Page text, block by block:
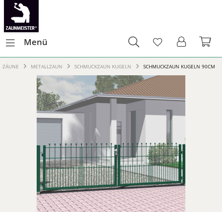
Menü
ZÄUNE METALLZAUN SCHMUCKZAUN KUGELN SCHMUCKZAUN KUGELN 90CM